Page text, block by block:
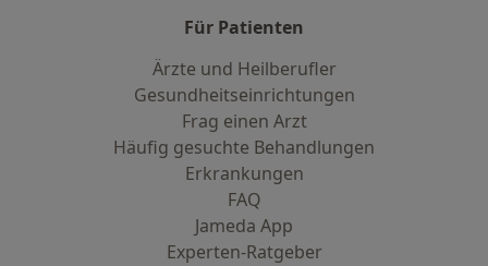
Für Patienten
Ärzte und Heilberufler
Gesundheitseinrichtungen
Frag einen Arzt
Häufig gesuchte Behandlungen
Erkrankungen
FAQ
Jameda App
Experten-Ratgeber